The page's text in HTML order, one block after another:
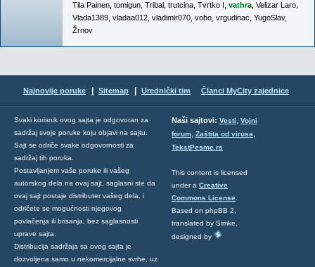
Tila Painen tomigun Tribal trutcina Tvrtko I vathra Velizar Laro
Vlada1389 vladaa012 vladimir070 vobo vrgudinac YugoSlav,
Žrnov
Najnovije poruke Sitemap Urednički tim Članci MyCity zajednice
Svaki korisnik ovog sajta je odgovoran za
sadržaj svoje poruke koju objavi na sajtu.
Sajt se odriče svake odgovornosti za
sadržaj tih poruka.
Postavljanjem vaše poruke ili vašeg
autorskog dela na ovaj sajt, saglasni ste da
ovaj sajt postaje distributer vašeg dela, i
odričete se mogućnosti njegovog
povlačenja ili brisanja, bez saglasnosti
uprave sajta.
Distribucija sadržaja sa ovog sajta je
dozvoljena samo u nekomercijalne svrhe, uz
Naši sajtovi: Vesti, Vojni
forum, Zaštita od virusa,
TekstPesme.rs
This content is licensed
under a Creative
Commons License
Based on phpBB 2,
translated by Simke,
designed by